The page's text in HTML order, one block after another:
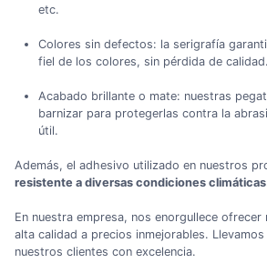
etc.
Colores sin defectos: la serigrafía
fiel de los colores, sin pérdida de calidad.
Acabado brillante o mate: nuestras
barnizar para protegerlas contra la
útil.
Además, el adhesivo utilizado en nuestros
resistente a diversas condiciones climáticas
En nuestra empresa, nos enorgullece ofrecer
alta calidad a precios inmejorables.
nuestros clientes con excelencia.